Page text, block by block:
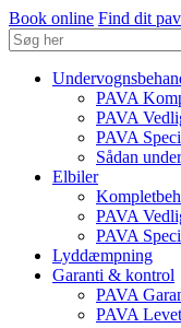
Book online Find dit
PAVA
PAVA
PAVA
Sådan
Elbiler
PAVA
PAVA
Lyddæmpning
Garanti & kontrol
PAVA
PAVA